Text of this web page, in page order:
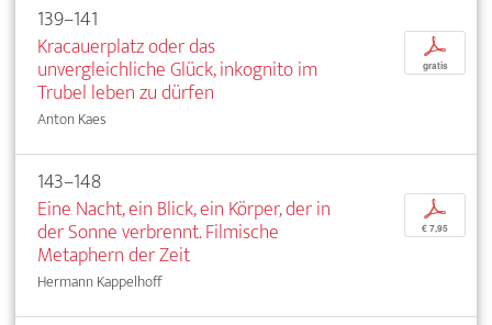
139–141
Kracauerplatz oder das
unvergleichliche Glück, inkognito im
Trubel leben zu dürfen
Anton Kaes
p
gratis
143–148
Eine Nacht, ein Blick, ein Körper, der in
der Sonne verbrennt. Filmische
Metaphern der Zeit
Hermann Kappelhoff
p
€ 7,95